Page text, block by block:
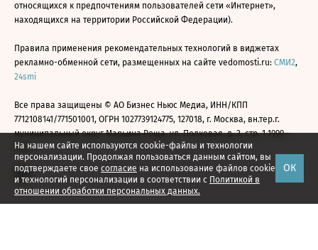
На нашем сайте используются cookie-файлы и технологии
персонализации. Продолжая пользоваться данным сайтом, вы
подтверждаете свое согласие на использование файлов cookie
и технологий персонализации в соответствии с Политикой в
отношении обработки персональных данных.
ОК
относящихся к предпочтениям пользователей сети «Интернет»,
находящихся на территории Российской Федерации).
Правила применения рекомендательных технологий в виджетах
рекламно-обменной сети, размещенных на сайте vedomosti.ru: СМИ2,
24smi
Все права защищены © АО Бизнес Ньюс Медиа, ИНН/КПП
7712108141/771501001, ОГРН 1027739124775, 127018, г. Москва, вн.тер.г.
муниципальный округ Марьина Роща, ул. Полковая, д. 3, стр. 1 1999—
2026